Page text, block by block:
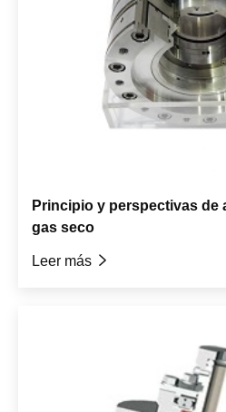
Principio y perspectivas de
gas seco
Leer más 